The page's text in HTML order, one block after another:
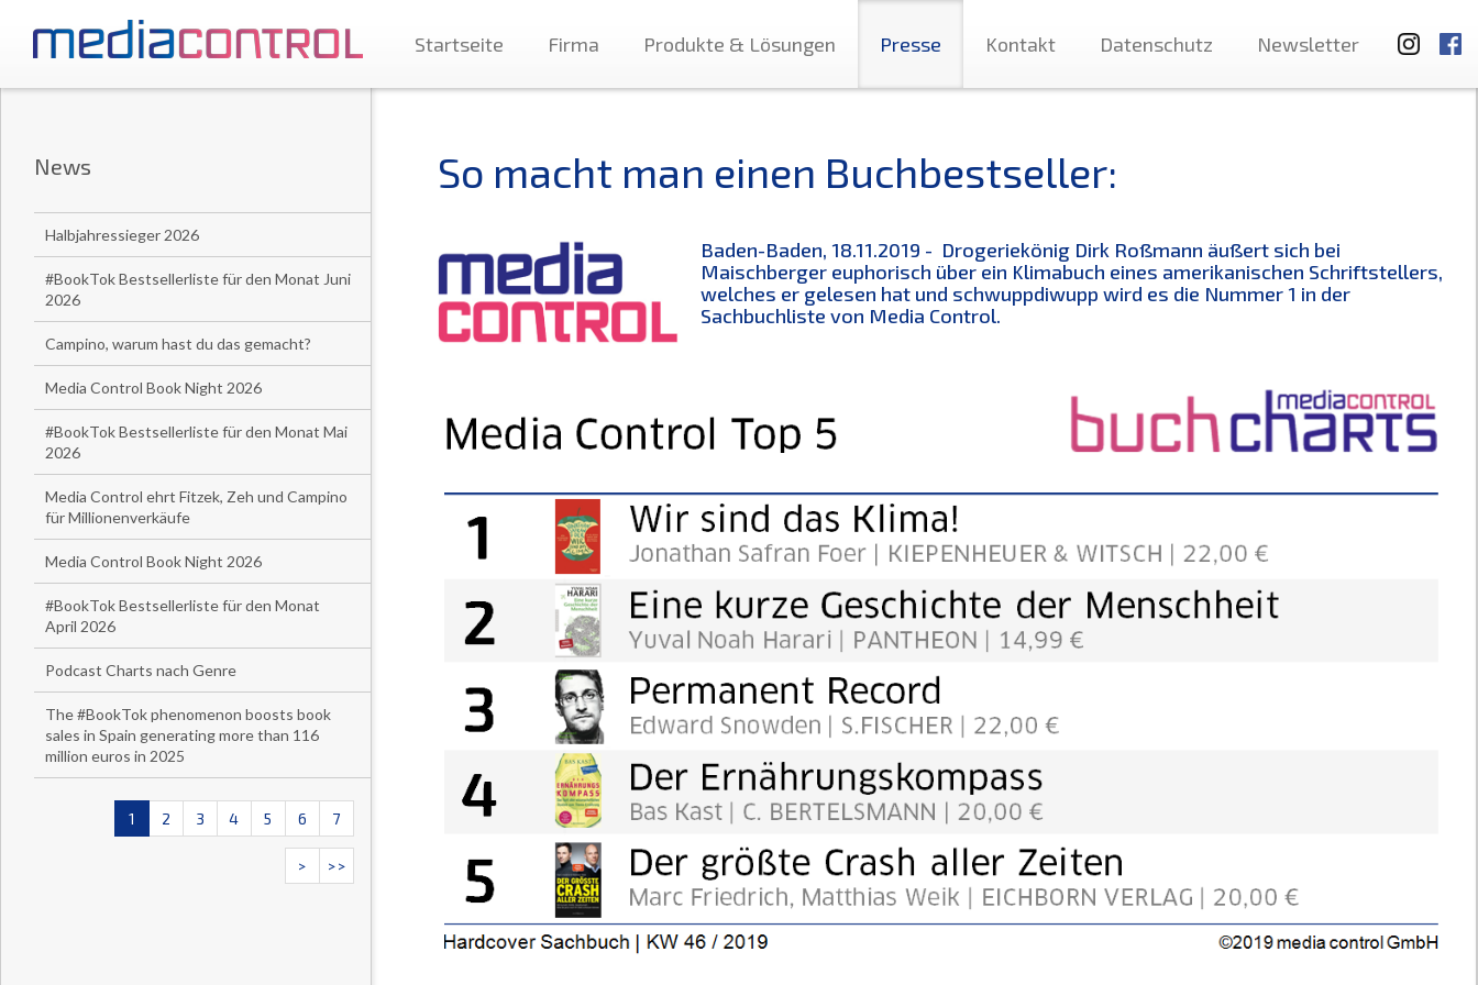
Startseite Firma Produkte & Lösungen Presse Kontakt Datenschutz Newsletter
News
Halbjahressieger 2026
#BookTok Bestsellerliste für den Monat Juni
2026
Campino, warum hast du das gemacht?
Media Control Book Night 2026
#BookTok Bestsellerliste für den Monat Mai
2026
Media Control ehrt Fitzek, Zeh und Campino
für Millionenverkäufe
Media Control Book Night 2026
#BookTok Bestsellerliste für den Monat
April 2026
Podcast Charts nach Genre
The #BookTok phenomenon boosts book
sales in Spain generating more than 116
million euros in 2025
1 2 3 4 5 6 7
> >>
So macht man einen Buchbestseller:
Baden-Baden, 18.11.2019 - Drogeriekönig Dirk Roßmann äußert sich bei
Maischberger euphorisch über ein Klimabuch eines amerikanischen Schriftstellers,
welches er gelesen hat und schwuppdiwupp wird es die Nummer 1 in der
Sachbuchliste von Media Control.